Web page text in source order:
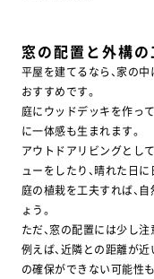
窓の配置と外構
平屋を建てるなら、家の
おすすめです。
庭にウッドデッキを作っ
に一体感も生まれます。
アウトドアリビングとし
ューをしたり、晴れた日
庭の植栽を工夫すれば、
ょう。
ただ、窓の配置には少し注
例えば、近隣との距離が
の確保ができない可能性